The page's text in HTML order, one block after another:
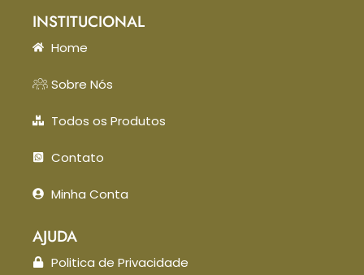
INSTITUCIONAL
Home
Sobre Nós
Todos os Produtos
Contato
Minha Conta
AJUDA
Politica de Privacidade